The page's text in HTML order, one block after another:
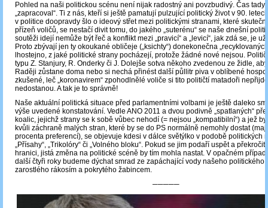
Pohled na naši politickou scénu není nijak radostný ani povzbudivý. Čas tady
„zapracoval“. Ti z nás, kteří si ještě pamatují pulzující politický život v 90.
v politice doopravdy šlo o ideový střet mezi politickými stranami, které
přízeň voličů, se nestačí divit tomu, do jakého „suterénu“ se naše dnešní
soutěži idejí nemůže být řeč a konflikt mezi „pravicí“ a „levicí“, jak zdá se, je
Proto zbývají jen ty okoukané obličeje („ksichty“) donekonečna
lhostejno, z jaké politické strany pocházejí, protože žádné nové nejsou.
typu Z. Stanjury, R. Onderky či J. Dolejše sotva někoho zvedenou ze židle,
Raději zůstane doma nebo si nechá přinést další půllitr piva v oblíbené
zkušené, leč „koronavirem“ zpohodlnělé voliče si tito političtí matadoři
nedostanou. A tak je to správně!
Naše aktuální politická situace před parlamentními volbami je ještě daleko
výše uvedené konstatování. Vedle ANO 2011 a dvou podivně „spatlaných“
koalic, jejichž strany se k sobě vůbec nehodí (= nejsou „kompatibilní“) a jež
kvůli záchraně malých stran, které by se do PS normálně nemohly dostat
procenta preferencí), se objevuje kdesi v dálce světýlko v podobě politických
„Přísahy“, „Trikolóry“ či „Volného bloku“. Pokud se jim podaří uspět a
hranici, jistá změna na politické scéně by tím mohla nastat. V opačném
další čtyři roky budeme dýchat smrad ze zapáchající vody našeho politického
zarostlého rákosím a pokrytého žabincem.
─────